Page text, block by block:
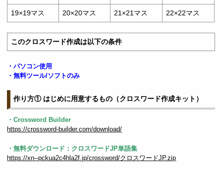
19×19マス 20×20マス 21×21マス 22×22マス
このクロスワード作成は以下の条件
・パソコン使用
・無料ツール/ソフトのみ
作り方① はじめに用意するもの（クロスワード作成キット）
・Crossword Builder
https://crossword-builder.com/download/
・無料ダウンロード：クロスワードJP単語集
https://xn--pckua2c4hla2f.jp/crossword/クロスワードJP.zip